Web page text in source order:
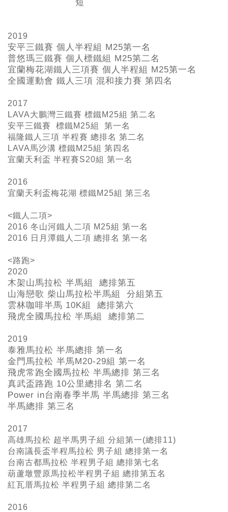
短
2019
安平三鐵賽 個人半程組 M25第一名
普悠瑪三鐵賽 個人標鐵組 M25第二名
宜蘭梅花湖鐵人三項賽 個人半程組 M25第一名
全國運動會 鐵人三項 混和接力賽 第四名
2017
LAVA大鵬灣三鐵賽 標鐵M25組 第二名
安平三鐵賽 標鐵M25組 第一名
福隆鐵人三項 半程賽 總排名 第二名
LAVA馬沙溝 標鐵M25組 第四名
宜蘭天利盃 半程賽S20組 第一名
2016
宜蘭天利盃梅花湖 標鐵M25組 第三名
<鐵人二項>
2016 冬山河鐵人二項 M25組 第一名
2016 日月潭鐵人二項 總排名 第一名
<路跑>
2020
木架山馬拉松 半馬組 總排第五
山海戀歌 柴山馬拉松半馬組 分組第五
雲林咖啡半馬 10K組 總排第六
飛虎全國馬拉松 半馬組 總排第二
2019
泰雅馬拉松 半馬總排 第一名
金門馬拉松 半馬M20-29組 第一名
飛虎常跑全國馬拉松 半馬總排 第三名
真武盃路跑 10公里總排名 第二名
Power in台南春季半馬 半馬總排 第三名
半馬總排 第三名
2017
高雄馬拉松 超半馬男子組 分組第一(總排11)
台南議長盃半程馬拉松 男子組 總排第一名
台南古都馬拉松 半程男子組 總排第七名
葫蘆墩豐原馬拉松半程男子組 總排第五名
紅瓦厝馬拉松 半程男子組 總排第二名
2016